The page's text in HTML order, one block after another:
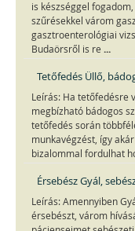
is készséggel
szűrésekkel várom
gasztroenterológiai
Budaörsről is re ...
Tetőfedés Üllő,
Leírás: Ha tetőfedésre
megbízható bádogos
tetőfedés során
munkavégzést, így
bizalommal fordulhat
Érsebész Gyál,
Leírás: Amennyiben
érsebészt, várom